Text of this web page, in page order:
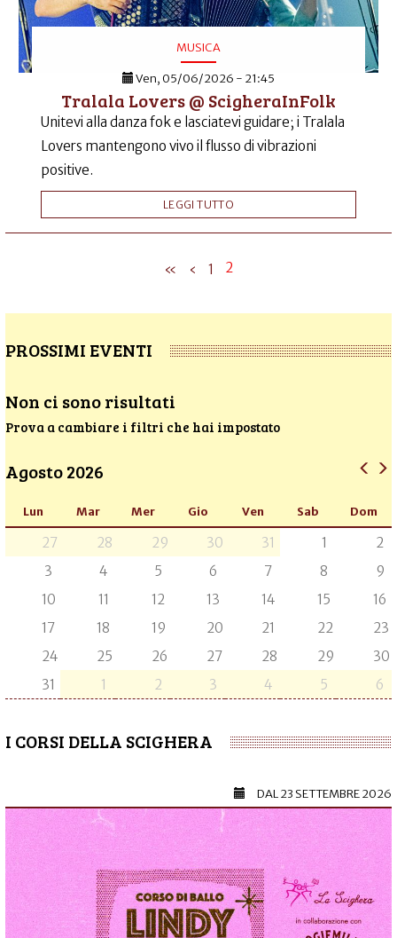
MUSICA
Ven, 05/06/2026 - 21:45
Tralala Lovers @ ScigheraInFolk
Unitevi alla danza fok e lasciatevi guidare; i Tralala
Lovers mantengono vivo il flusso di vibrazioni
positive.
LEGGI TUTTO
« ‹ 1 2
PROSSIMI EVENTI
Non ci sono risultati
Prova a cambiare i filtri che hai impostato
Agosto 2026
Lun Mar Mer Gio Ven Sab Dom
27 28 29 30 31 1
2
3
4 5 6 7 8
9
10
11 12 13 14 15
16
17
18 19 20 21 22
23
24
25 26 27 28 29
30
31
1 2 3 4 5 6
I CORSI DELLA SCIGHERA
DAL23 SETTEMBRE 2026